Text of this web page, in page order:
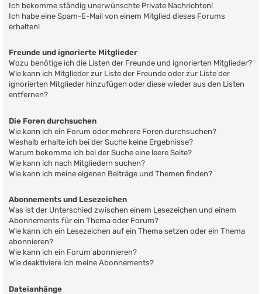
Ich bekomme ständig unerwünschte Private Nachrichten!
Ich habe eine Spam-E-Mail von einem Mitglied dieses Forums
erhalten!
Freunde und ignorierte Mitglieder
Wozu benötige ich die Listen der Freunde und ignorierten Mitglieder?
Wie kann ich Mitglieder zur Liste der Freunde oder zur Liste der
ignorierten Mitglieder hinzufügen oder diese wieder aus den Listen
entfernen?
Die Foren durchsuchen
Wie kann ich ein Forum oder mehrere Foren durchsuchen?
Weshalb erhalte ich bei der Suche keine Ergebnisse?
Warum bekomme ich bei der Suche eine leere Seite?
Wie kann ich nach Mitgliedern suchen?
Wie kann ich meine eigenen Beiträge und Themen finden?
Abonnements und Lesezeichen
Was ist der Unterschied zwischen einem Lesezeichen und einem
Abonnements für ein Thema oder Forum?
Wie kann ich ein Lesezeichen auf ein Thema setzen oder ein Thema
abonnieren?
Wie kann ich ein Forum abonnieren?
Wie deaktiviere ich meine Abonnements?
Dateianhänge